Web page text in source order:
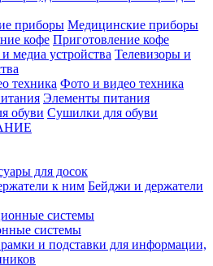
Медицинские приборы
Приготовление кофе
Телевизоры и
Фото и видео техника
Элементы питания
Сушилки для обуви
для досок
Бейджи и держатели
системы